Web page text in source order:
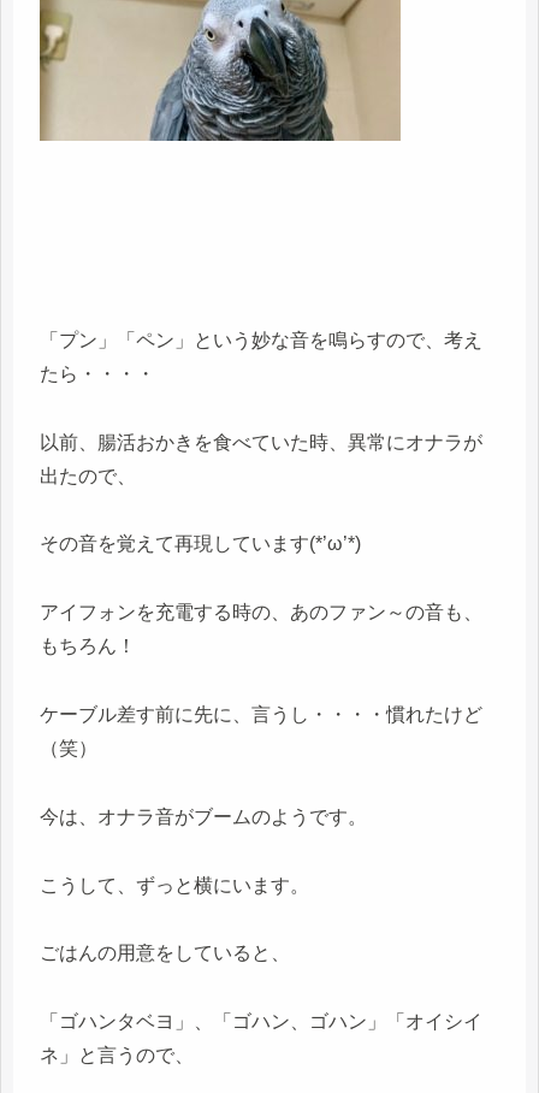
「プン」「ペン」という妙な音を鳴らすので、考え
たら・・・・
以前、腸活おかきを食べていた時、異常にオナラが
出たので、
その音を覚えて再現しています(*’ω’*)
アイフォンを充電する時の、あのファン～の音も、
もちろん！
ケーブル差す前に先に、言うし・・・・慣れたけど
（笑）
今は、オナラ音がブームのようです。
こうして、ずっと横にいます。
ごはんの用意をしていると、
「ゴハンタベヨ」、「ゴハン、ゴハン」「オイシイ
ネ」と言うので、